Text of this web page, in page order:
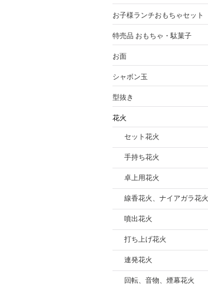
お子様ランチおもちゃセット
特売品 おもちゃ・駄菓子
お面
シャボン玉
型抜き
花火
セット花火
手持ち花火
卓上用花火
線香花火、ナイアガラ花火
噴出花火
打ち上げ花火
連発花火
回転、音物、煙幕花火